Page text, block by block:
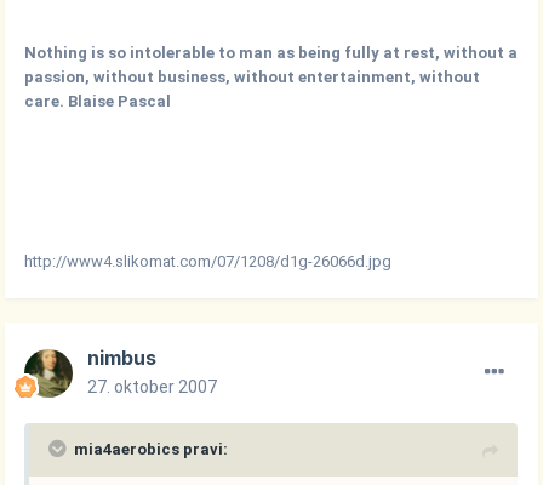
Nothing is so intolerable to man as being fully at rest, without a
passion, without business, without entertainment, without
care. Blaise Pascal
http://www4.slikomat.com/07/1208/d1g-26066d.jpg
nimbus
27. oktober 2007
mia4aerobics pravi: